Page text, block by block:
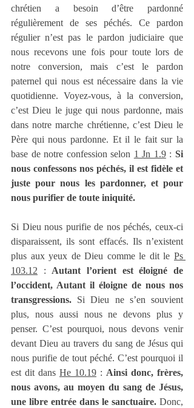
chrétien a besoin d’être pardonné
régulièrement de ses péchés. Ce pardon
régulier n’est pas le pardon judiciaire que
nous recevons une fois pour toute lors de
notre conversion, mais c’est le pardon
paternel qui nous est nécessaire dans la vie
quotidienne. Voyez-vous, à la conversion,
c’est Dieu le juge qui nous pardonne, mais
dans notre marche chrétienne, c’est Dieu le
Père qui nous pardonne. Et il le fait sur la
base de notre confession selon 1 Jn 1.9 : Si
nous confessons nos péchés, il est fidèle et
juste pour nous les pardonner, et pour
nous purifier de toute iniquité.
Si Dieu nous purifie de nos péchés, ceux-ci
disparaissent, ils sont effacés. Ils n’existent
plus aux yeux de Dieu comme le dit le Ps
103.12 : Autant l’orient est éloigné de
l’occident, Autant il éloigne de nous nos
transgressions. Si Dieu ne s’en souvient
plus, nous aussi nous ne devons plus y
penser. C’est pourquoi, nous devons venir
devant Dieu au travers du sang de Jésus qui
nous purifie de tout péché. C’est pourquoi il
est dit dans He 10.19 : Ainsi donc, frères,
nous avons, au moyen du sang de Jésus,
une libre entrée dans le sanctuaire. Donc,